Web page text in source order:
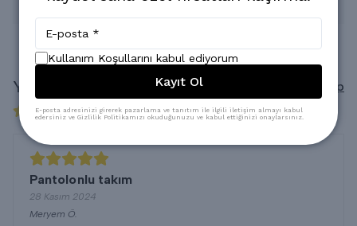
* Kuru Temizlemeye verilebilir.
Yorumlar Yorum Yap
1 değerlendirmeye göre
Pantolonlu takım
28 Kasım 2024
Meryem Ö.
Kullanım Koşullarını kabul ediyorum
Kayıt Ol
E-posta adresinizi girerek pazarlama ve tanıtım ile ilgili iletişim almayı kabul
edersiniz ve Gizlilik Politikamızı okuduğunuzu ve kabul ettiğinizi onaylarsınız.